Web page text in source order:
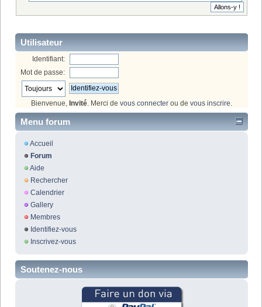
Utilisateur
Identifiant:
Mot de passe:
Bienvenue, Invité . Merci de vous connecter ou de vous inscrire
Menu forum
Accueil
Forum
Aide
Rechercher
Calendrier
Gallery
Membres
Identifiez-vous
Inscrivez-vous
Soutenez-nous